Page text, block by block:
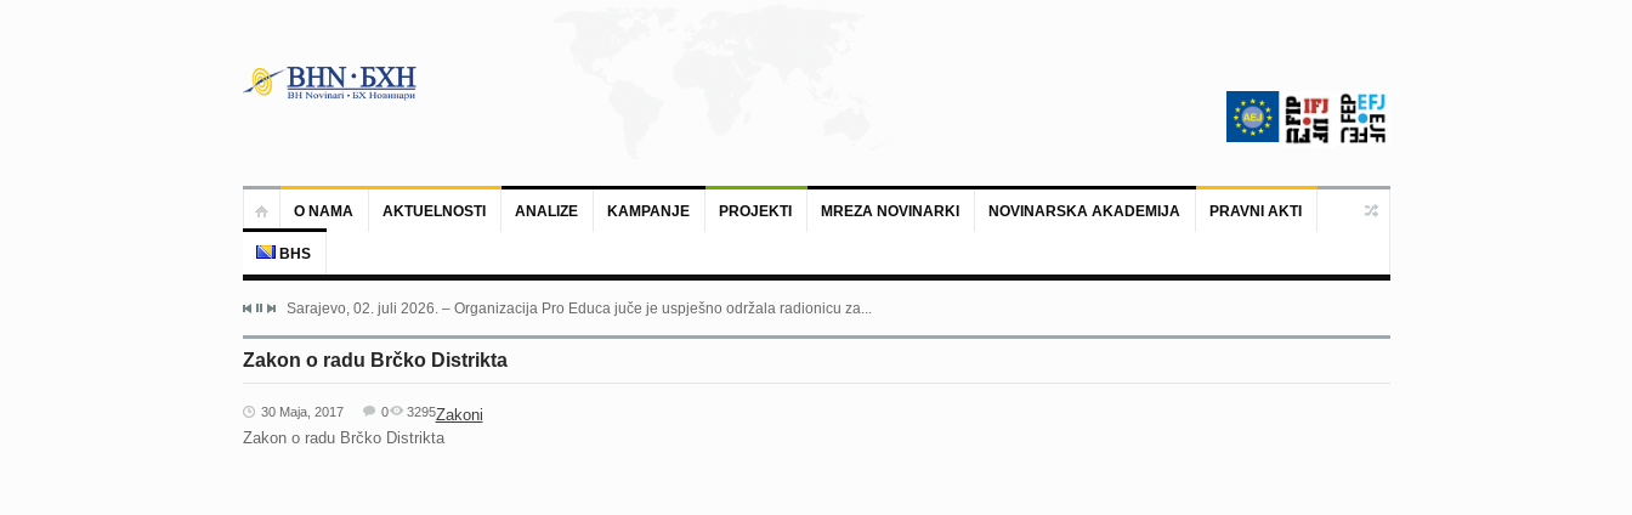
O NAMA AKTUELNOSTI ANALIZE KAMPANJE PROJEKTI MREZA NOVINARKI NOVINARSKA AKADEMIJA PRAVNI AKTI
BHS
Sarajevo, 02. juli 2026. – Organizacija Pro Educa juče je uspješno održala radionicu za...
Zakon o radu Brčko Distrikta
30 Maja, 2017 Zakoni
0 3295
Zakon o radu Brčko Distrikta